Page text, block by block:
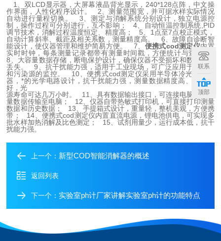
1、双LCD显示器，大屏幕液晶背光显示，240*128点阵，中文操
作界面，人性化程序设计。
2、测量范围宽，并可据水样实际情况
自动进行量程切换。
3、测定与消解系统分别设计，独立电源控
制，操作过程可分别进行，互不影响；
4、自动恒温控制系统,PID
调节技术，消解过程温度恒定、精度高；
5、1点至7点校正模式，
自动计算斜率、截距及相关系数，测量精度高。
6、故障自诊断智
能设计，使仪器管理和维护简易方便。
7、 便携式cod测定仪内置
实时时钟，每条测量记录都带有测量时间戳，方便统计与查询；
8、大容量数据存储，断电保护设计，确保仪器不受损坏和数据记录
丢失。
9、抗干扰能力强，适用于工业现场，可广泛应用于地表水
和污染源的监控。
10、便携式cod测定仪采用半导体冷光源发光
器，*的光学电路设计，抗干扰能力强，测量数据精度高、稳定性
好，光
源寿命可达几万小时。
11、具有数据输出接口，可连接电脑，将测
量数据传输至电脑；
12、仪器自带热敏式打印机，可直接打印测量
数据和历史数据；
13、手提箱式设计，重量轻，整机美观，方便携
带；
14、便携式cod测定仪内置直流电源，锂电池供电，可实现多
批水样加热消解及比色测定；
15、试剂用量少，运行成本低，抗干
扰能力强。
上一个： 新型COD智能消解器的概述
返回列表
下一个： 实验室ph计厂家讲解实验室ph计的功能特点
联系
顶部